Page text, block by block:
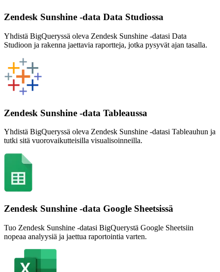
Zendesk Sunshine -data Data Studiossa
Yhdistä BigQueryssä oleva Zendesk Sunshine -datasi Data
Studioon ja rakenna jaettavia raportteja, jotka pysyvät ajan tasalla.
Zendesk Sunshine -data Tableaussa
Yhdistä BigQueryssä oleva Zendesk Sunshine -datasi Tableauhun ja
tutki sitä vuorovaikutteisilla visualisoinneilla.
Zendesk Sunshine -data Google Sheetsissä
Tuo Zendesk Sunshine -datasi BigQuerystä Google Sheetsiin
nopeaa analyysiä ja jaettua raportointia varten.